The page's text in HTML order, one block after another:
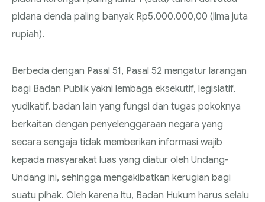
pidana denda paling banyak Rp5.000.000,00 (lima juta
rupiah).
Berbeda dengan Pasal 51, Pasal 52 mengatur larangan
bagi Badan Publik yakni lembaga eksekutif, legislatif,
yudikatif, badan lain yang fungsi dan tugas pokoknya
berkaitan dengan penyelenggaraan negara yang
secara sengaja tidak memberikan informasi wajib
kepada masyarakat luas yang diatur oleh Undang-
Undang ini, sehingga mengakibatkan kerugian bagi
suatu pihak. Oleh karena itu, Badan Hukum harus selalu